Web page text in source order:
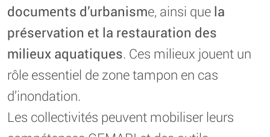
documents d’urbanisme, ainsi que la
préservation et la restauration des
milieux aquatiques. Ces milieux jouent un
rôle essentiel de zone tampon en cas
d’inondation.
Les collectivités peuvent mobiliser leurs